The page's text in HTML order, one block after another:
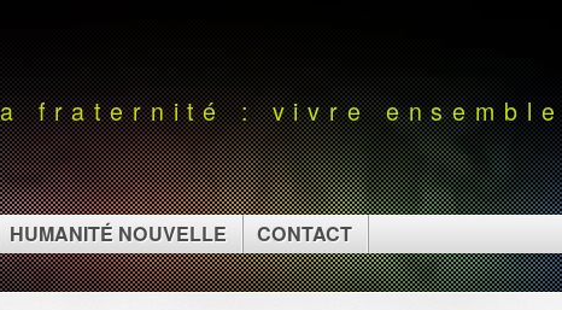
fraternité : vivre ensemble
HUMANITÉ NOUVELLE CONTACT